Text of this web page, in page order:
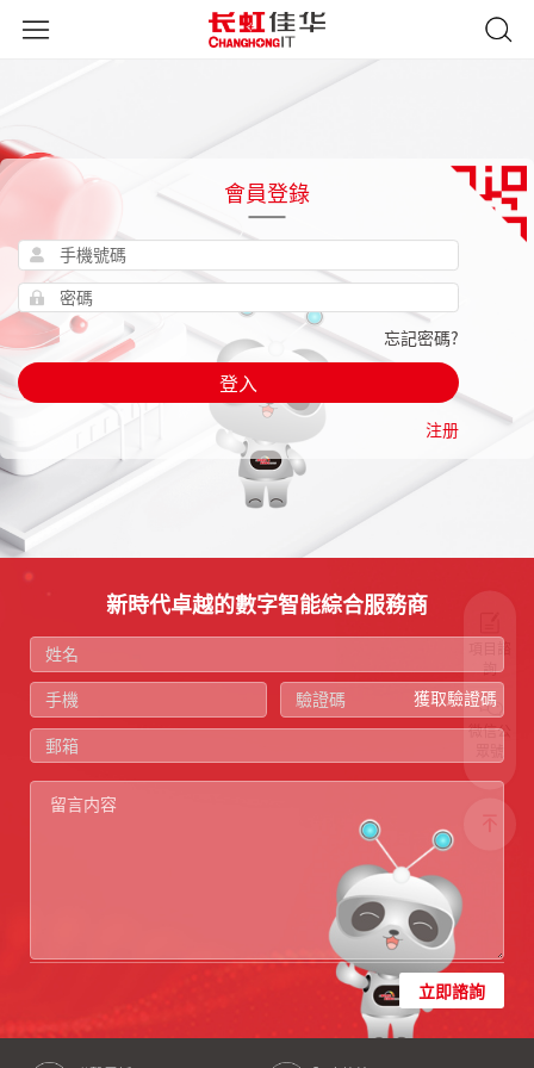
會員登錄
忘記密碼?
登入
注册
詢
微信公
新時代卓越的數字智能綜合服務商
獲取驗證碼
立即諮詢